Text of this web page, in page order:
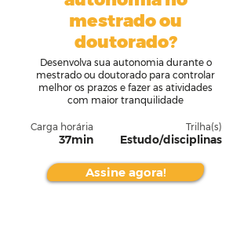
mestrado ou
doutorado?
Desenvolva sua autonomia durante o
mestrado ou doutorado para controlar
melhor os prazos e fazer as atividades
com maior tranquilidade
Carga horária
37min
Trilha(s)
Estudo/disciplinas
Assine agora!